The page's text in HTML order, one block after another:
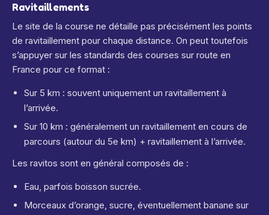
Ravitaillements
Le site de la course ne détaille pas précisément les points
de ravitaillement pour chaque distance. On peut toutefois
s’appuyer sur les standards des courses sur route en
France pour ce format :
Sur 5 km : souvent uniquement un ravitaillement à
l’arrivée.
Sur 10 km : généralement un ravitaillement en cours de
parcours (autour du 5e km) + ravitaillement à l’arrivée.
Les ravitos sont en général composés de :
Eau, parfois boisson sucrée.
Morceaux d’orange, sucre, éventuellement banane sur